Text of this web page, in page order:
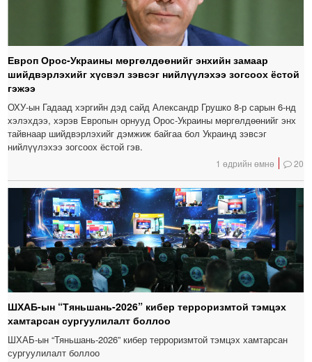
Европ Орос-Украины мөргөлдөөнийг энхийн замаар
шийдвэрлэхийг хүсвэл зэвсэг нийлүүлэхээ зогсоох ёстой
гэжээ
ОХУ-ын Гадаад хэргийн дэд сайд Александр Грушко 8-р сарын 6-нд
хэлэхдээ, хэрэв Европын орнууд Орос-Украины мөргөлдөөнийг энх
тайвнаар шийдвэрлэхийг дэмжиж байгаа бол Украинд зэвсэг
нийлүүлэхээ зогсоох ёстой гэв.
1 өдрийн өмнө 20
ШХАБ-ын “Тяньшань-2026” кибер терроризмтой тэмцэх
хамтарсан сургуулилалт боллоо
ШХАБ-ын “Тяньшань-2026” кибер терроризмтой тэмцэх хамтарсан
сургуулилалт боллоо